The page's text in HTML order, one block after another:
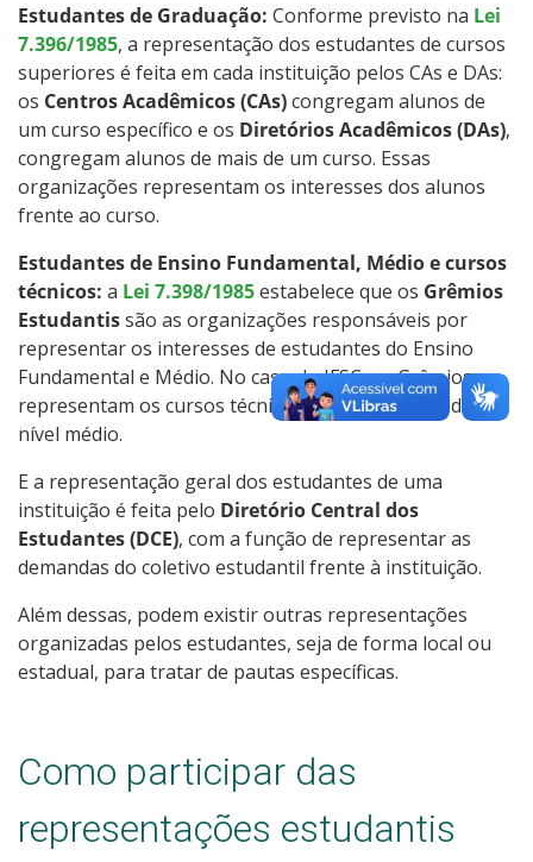
Representação Estudantil
Estudantes de Graduação: Conforme previsto na Lei
7.396/1985, a representação dos estudantes de cursos
superiores é feita em cada instituição pelos CAs e DAs:
os Centros Acadêmicos (CAs)congregam alunos de
um curso específico e os Diretórios Acadêmicos (DAs),
congregam alunos de mais de um curso. Essas
organizações representam os interesses dos alunos
frente ao curso.
Estudantes de Ensino Fundamental, Médio e cursos
técnicos: a Lei 7.398/1985estabelece que os Grêmios
Estudantissão as organizações responsáveis por
representar os interesses de estudantes do Ensino
Fundamental e Médio. No caso do IFSC, os Grêmios
representam os cursos técnicos, que são cursos de
nível médio.
E a representação geral dos estudantes de uma
instituição é feita pelo Diretório Central dos
Estudantes (DCE), com a função de representar as
demandas do coletivo estudantil frente à instituição.
Além dessas, podem existir outras representações
organizadas pelos estudantes, seja de forma local ou
estadual, para tratar de pautas específicas.
Como participar das
representações estudantis